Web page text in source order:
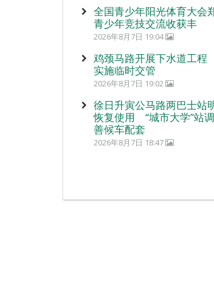
全国青少年阳光体育大会
青少年竞技交流收获丰
2026年8月7日 19:04
鸡颈马路开展下水道工
实施临时交管
2026年8月7日 19:02
徐日升寅公马路两巴士站
恢复使用 “城市大学”站
善候车配套
2026年8月7日 18:47